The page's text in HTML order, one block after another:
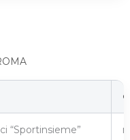
“Sportinsieme”